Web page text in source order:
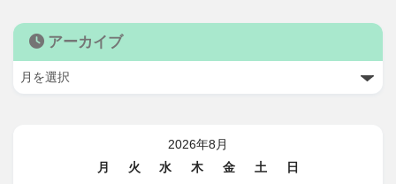
アーカイブ
2026年8月
月
火 水 木 金 土
日